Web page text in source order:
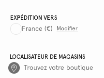
EXPÉDITION VERS
France (€) Modifier
LOCALISATEUR DE MAGASINS
Trouvez votre boutique